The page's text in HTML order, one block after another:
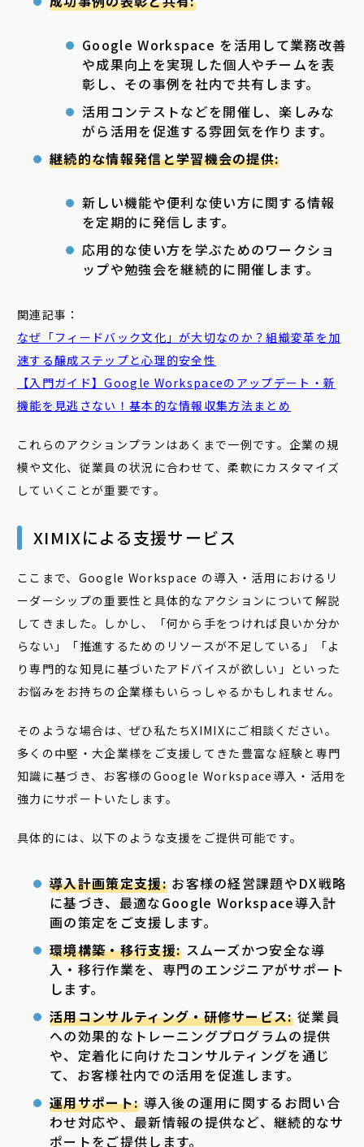
Google Workspace を活用して業務改善
や成果向上を実現した個人やチームを表
彰し、その事例を社内で共有します。
活用コンテストなどを開催し、楽しみな
がら活用を促進する雰囲気を作ります。
継続的な情報発信と学習機会の提供:
新しい機能や便利な使い方に関する情報
を定期的に発信します。
応用的な使い方を学ぶためのワークショ
ップや勉強会を継続的に開催します。
関連記事：
なぜ「フィードバック文化」が大切なのか？組織変革を加
速する醸成ステップと心理的安全性
【入門ガイド】Google Workspaceのアップデート・新
機能を見逃さない！基本的な情報収集方法まとめ
これらのアクションプランはあくまで一例です。企業の規
模や文化、従業員の状況に合わせて、柔軟にカスタマイズ
していくことが重要です。
XIMIXによる支援サービス
ここまで、Google Workspace の導入・活用におけるリ
ーダーシップの重要性と具体的なアクションについて解説
してきました。しかし、「何から手をつければ良いか分か
らない」「推進するためのリソースが不足している」「よ
り専門的な知見に基づいたアドバイスが欲しい」といった
お悩みをお持ちの企業様もいらっしゃるかもしれません。
そのような場合は、ぜひ私たちXIMIXにご相談ください。
多くの中堅・大企業様をご支援してきた豊富な経験と専門
知識に基づき、お客様のGoogle Workspace導入・活用を
強力にサポートいたします。
具体的には、以下のような支援をご提供可能です。
導入計画策定支援:お客様の経営課題やDX戦略
に基づき、最適なGoogle Workspace導入計
画の策定をご支援します。
環境構築・移行支援: スムーズかつ安全な導
入・移行作業を、専門のエンジニアがサポート
します。
活用コンサルティング・研修サービス:従業員
への効果的なトレーニングプログラムの提供
や、定着化に向けたコンサルティングを通じ
て、お客様社内での活用を促進します。
運用サポート: 導入後の運用に関するお問い合
わせ対応や、最新情報の提供など、継続的なサ
ポートをご提供します。